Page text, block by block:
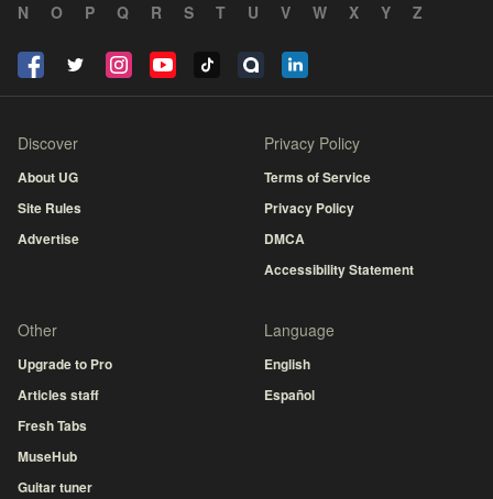
N
O P Q R S T U V W X Y Z
Discover
About UG
Site Rules
Advertise
Privacy Policy
Terms of Service
Privacy Policy
DMCA
Accessibility Statement
Other
Upgrade to Pro
Articles staff
Fresh Tabs
MuseHub
Guitar tuner
Language
English
Español